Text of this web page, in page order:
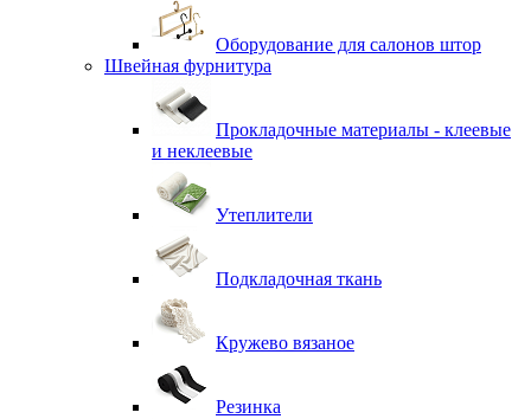
Оборудование для салонов штор
Швейная фурнитура
Прокладочные материалы - клеевые
и неклеевые
Утеплители
Подкладочная ткань
Кружево вязаное
Резинка